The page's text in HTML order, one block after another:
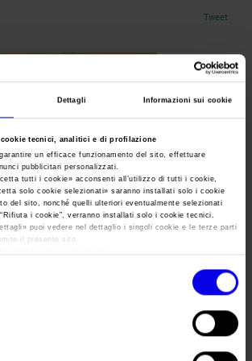
Dettagli Informazioni sui cookie
tecnici, analitici e di profilazione
un efficace funzionamento del sito, effettuare
pubblicitari personalizzati.
tutti i cookie» acconsenti all’utilizzo di tutti i cookie,
solo cookie selezionati» saranno installati solo i cookie
del sito, nonché quelli ulteriori eventualmente selezionati
Rifiuta i cookie”, verranno installati solo i cookie tecnici.
» puoi vedere nel dettaglio i singoli cookie e le terze parti
il presente sito.
Gestione e Controllo
d’Impresa
ambientale
riconosciute
Tweet
Mipaaft. Da sinistra,
e Mantovani
Spa hanno incontrato il ministro alle
al Turismo, Gian Marco Centinaio, in
settembre al Consorzio Tutela Vini della
di Valpolicella, in provincia di